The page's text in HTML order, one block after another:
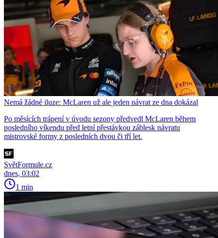
Nemá žádné iluze: McLaren už ale jeden návrat ze dna dokázal
Po měsících trápení v úvodu sezony předvedl McLaren během
posledního víkendu před letní přestávkou záblesk návratu
mistrovské formy z posledních dvou či tří let.
SvětFormule.cz
dnes, 03:02
1 min